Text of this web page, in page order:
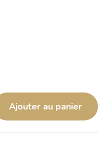
Ajouter au panier